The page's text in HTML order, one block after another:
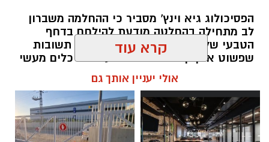
הפסיכולוג גיא וינץ' מסביר כי ההחלמה משברון
לב מתחילה בהחלטה מודעת להילחם בדחף
הטבעי שלנו לייפות את העבר ולחפש תשובות
שפשוט אינן קיימות. הוא מציע ארגז כלים מעשי
שיעזור לנו, בהדרגה, להשתחרר מהכאב ולהמשיך
הלב שלנו אולי נשבר לפעמים, אבל אנחנו לא
חייבים להישבר יחד איתו.
קרא עוד
אולי יעניין אותך גם